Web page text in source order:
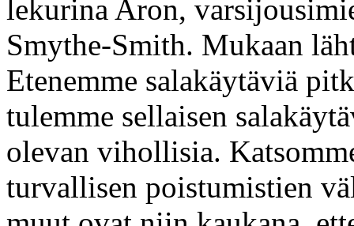
lekurina Aron,
Smythe-Smith. Mukaan
Etenemme salakäytäviä
tulemme sellaisen
olevan vihollisia.
turvallisen poistumistien